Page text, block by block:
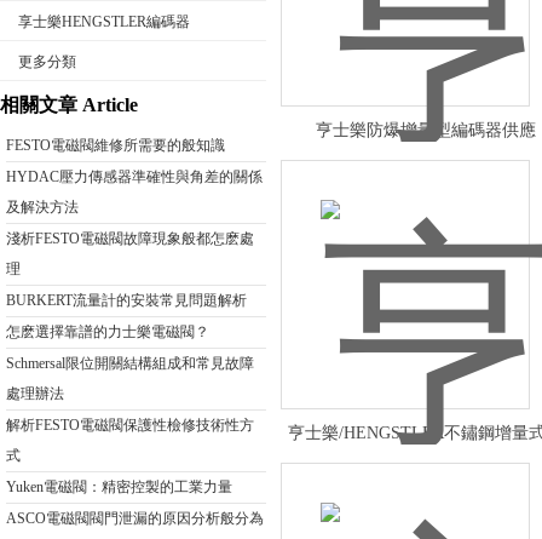
享士樂HENGSTLER編碼器
更多分類
相關文章 Article
FESTO電磁閥維修所需要的般知識
HYDAC壓力傳感器準確性與角差的關係
及解決方法
淺析FESTO電磁閥故障現象般都怎麽處
理
BURKERT流量計的安裝常見問題解析
怎麽選擇靠譜的力士樂電磁閥？
Schmersal限位開關結構組成和常見故障
處理辦法
解析FESTO電磁閥保護性檢修技術性方
式
Yuken電磁閥：精密控製的工業力量
ASCO電磁閥閥門泄漏的原因分析般分為
亨士樂防爆增量型編碼器供應
亨士樂/HENGSTLER不鏽鋼增量